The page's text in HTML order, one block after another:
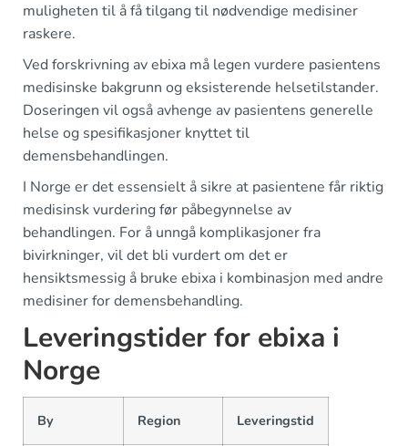
muligheten til å få tilgang til nødvendige medisiner
raskere.
Ved forskrivning av ebixa må legen vurdere pasientens
medisinske bakgrunn og eksisterende helsetilstander.
Doseringen vil også avhenge av pasientens generelle
helse og spesifikasjoner knyttet til
demensbehandlingen.
I Norge er det essensielt å sikre at pasientene får riktig
medisinsk vurdering før påbegynnelse av
behandlingen. For å unngå komplikasjoner fra
bivirkninger, vil det bli vurdert om det er
hensiktsmessig å bruke ebixa i kombinasjon med andre
medisiner for demensbehandling.
Leveringstider for ebixa i
Norge
By Region Leveringstid